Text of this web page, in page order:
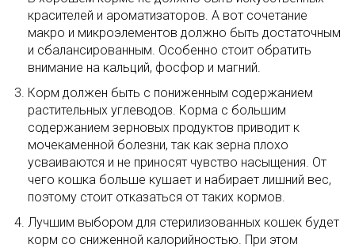
красителей и ароматизаторов. А вот сочетание
макро и микроэлементов должно быть достаточным
и сбалансированным. Особенно стоит обратить
внимание на кальций, фосфор и магний.
Корм должен быть с пониженным содержанием
растительных углеводов. Корма с большим
содержанием зерновых продуктов приводит к
мочекаменной болезни, так как зерна плохо
усваиваются и не приносят чувство насыщения. От
чего кошка больше кушает и набирает лишний вес,
поэтому стоит отказаться от таких кормов.
Лучшим выбором для стерилизованных кошек будет
корм со сниженной калорийностью. При этом